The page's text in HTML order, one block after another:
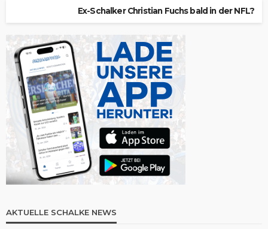
Ex-Schalker Christian Fuchs bald in der NFL?
AKTUELLE SCHALKE NEWS